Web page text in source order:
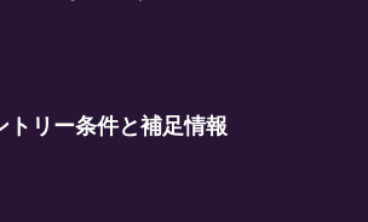
トリー条件と補足情報